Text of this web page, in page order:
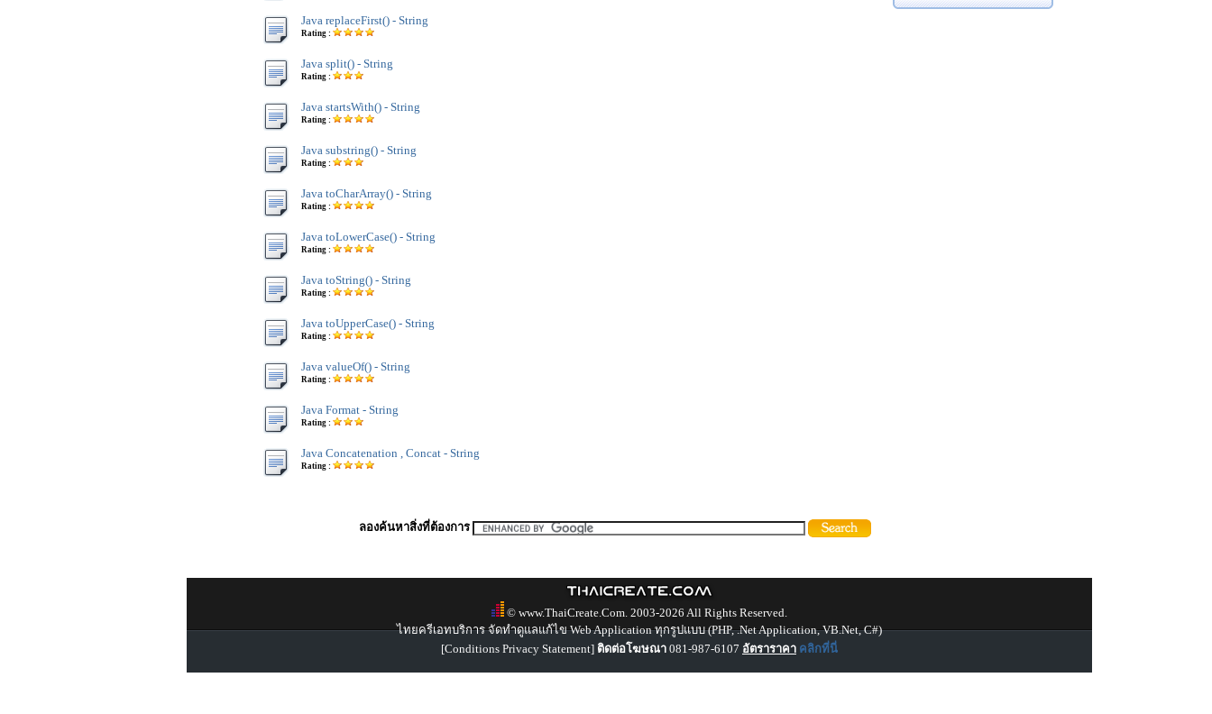
Java replaceFirst() - String
Rating :
Java split() - String
Rating :
Java startsWith() - String
Rating :
Java substring() - String
Rating :
Java toCharArray() - String
Rating :
Java toLowerCase() - String
Rating :
Java toString() - String
Rating :
Java toUpperCase() - String
Rating :
Java valueOf() - String
Rating :
Java Format - String
Rating :
Java Concatenation , Concat - String
Rating :
ลองค้นหาสิ่งที่ต้องการ
© www.ThaiCreate.Com. 2003-2026 All Rights Reserved.
ไทยครีเอทบริการ จัดทำดูแลแก้ไข Web Application ทุกรูปแบบ (PHP, .Net Application, VB.Net, C#)
[Conditions Privacy Statement] ติดต่อโฆษณา 081-987-6107 อัตราราคา คลิกที่นี่